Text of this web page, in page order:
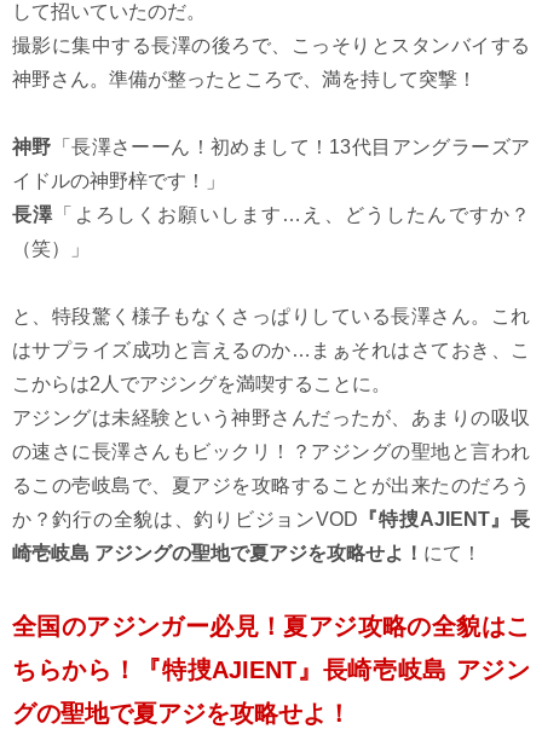
して招いていたのだ。
撮影に集中する長澤の後ろで、こっそりとスタンバイする
神野さん。準備が整ったところで、満を持して突撃！
神野 「長澤さーーん！初めまして！13代目アングラーズア
イドルの神野梓です！」
長澤 「よろしくお願いします…え、どうしたんですか？
（笑）」
と、特段驚く様子もなくさっぱりしている長澤さん。これ
はサプライズ成功と言えるのか…まぁそれはさておき、こ
こからは2人でアジングを満喫することに。
アジングは未経験という神野さんだったが、あまりの吸収
の速さに長澤さんもビックリ！？アジングの聖地と言われ
るこの壱岐島で、夏アジを攻略することが出来たのだろう
か？釣行の全貌は、釣りビジョンVOD 『特捜AJIENT』長
崎壱岐島 アジングの聖地で夏アジを攻略せよ！ にて！
全国のアジンガー必見！夏アジ攻略の全貌はこ
ちらから！『特捜AJIENT』長崎壱岐島 アジン
グの聖地で夏アジを攻略せよ！